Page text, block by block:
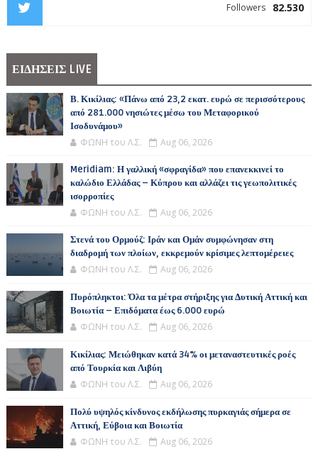
82.530
Followers
ΕΙΔΗΣΕΙΣ LIVE
Β. Κικίλιας: «Πάνω από 23,2 εκατ. ευρώ σε περισσότερους
από 281.000 νησιώτες μέσω του Μεταφορικού
Ισοδυνάμου»
ΦΩΝΗ του Λ.Σ. Aug 06, 2026
Meridiam: Η γαλλική «σφραγίδα» που επανεκκινεί το
καλώδιο Ελλάδας – Κύπρου και αλλάζει τις γεωπολιτικές
ισορροπίες
ΦΩΝΗ του Λ.Σ. Aug 06, 2026
Στενά του Ορμούζ: Ιράν και Ομάν συμφώνησαν στη
διαδρομή των πλοίων, εκκρεμούν κρίσιμες λεπτομέρειες
ΦΩΝΗ του Λ.Σ. Aug 06, 2026
Πυρόπληκτοι: Όλα τα μέτρα στήριξης για Δυτική Αττική και
Βοιωτία – Επιδόματα έως 6.000 ευρώ
ΦΩΝΗ του Λ.Σ. Aug 06, 2026
Κικίλιας: Μειώθηκαν κατά 34% οι μεταναστευτικές ροές
από Τουρκία και Λιβύη
ΦΩΝΗ του Λ.Σ. Aug 06, 2026
Πολύ υψηλός κίνδυνος εκδήλωσης πυρκαγιάς σήμερα σε
Αττική, Εύβοια και Βοιωτία
ΦΩΝΗ του Λ.Σ. Aug 06, 2026